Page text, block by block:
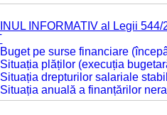
INFORMATIV al Legii 544/
pe surse financiare
plăților (execuția
drepturilor salariale
anuală a finanțărilor